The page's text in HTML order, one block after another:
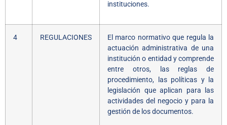
instituciones.
4 REGULACIONES
El marco normativo que regula la
actuación administrativa de una
institución o entidad y comprende
entre otros, las reglas de
procedimiento, las políticas y la
legislación que aplican para las
actividades del negocio y para la
gestión de los documentos.